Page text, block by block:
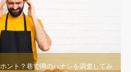
ント？巷で噂のハナシを調査してみ